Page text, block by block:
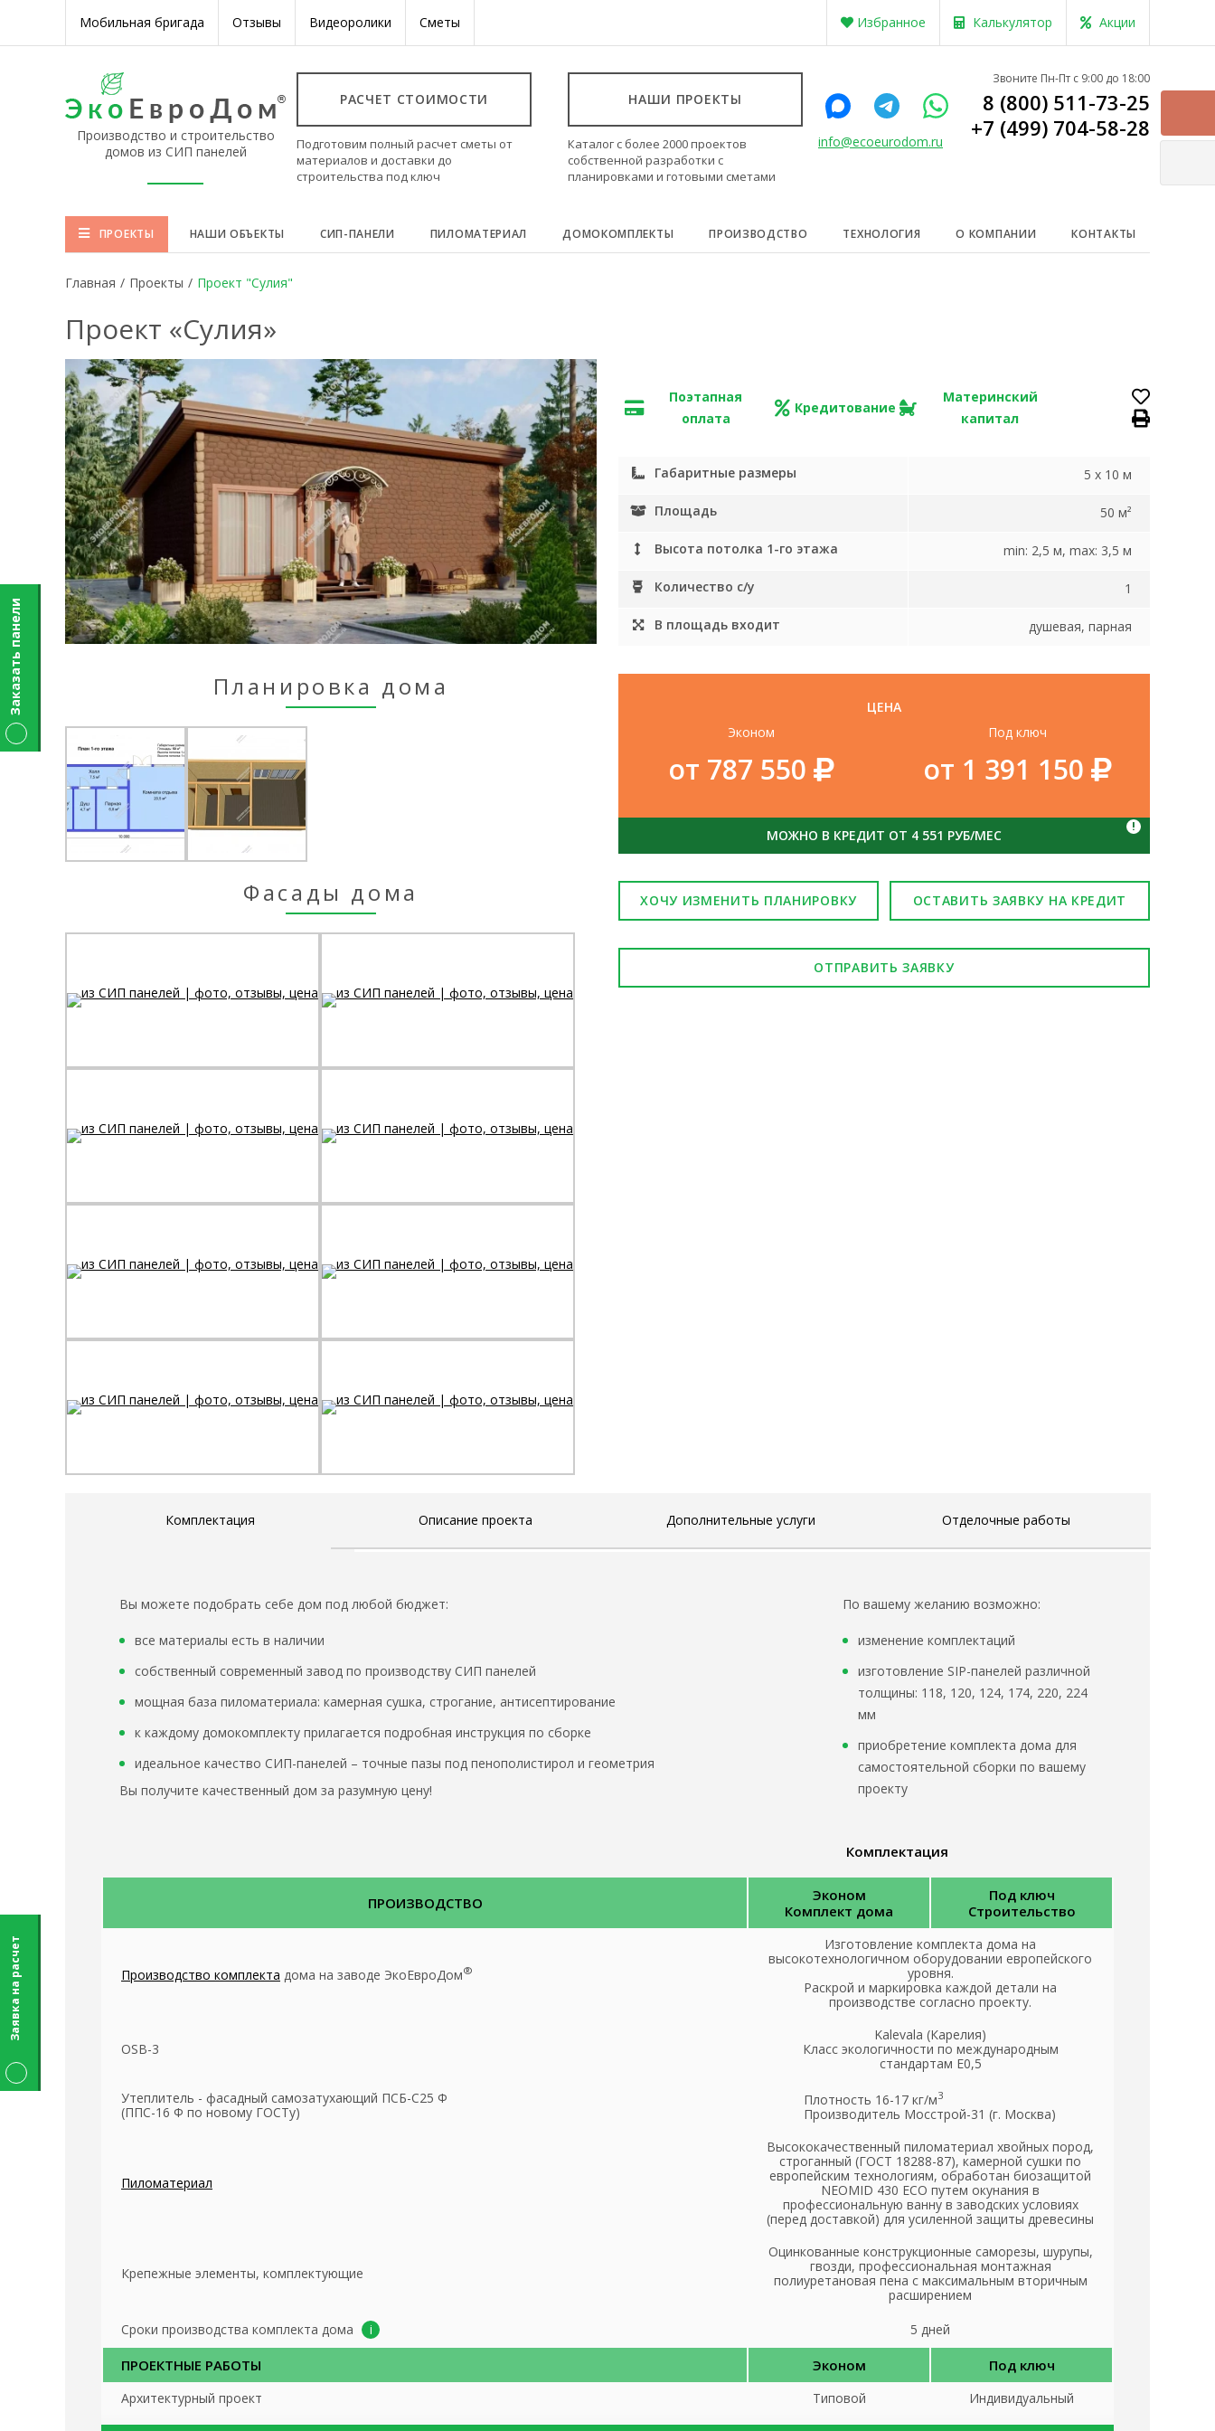
Мобильная бригада Отзывы Видеоролики Сметы Избранное Калькулятор Акции
Производство и строительство
домов из СИП панелей
РАСЧЕТ СТОИМОСТИ
Подготовим полный расчет сметы от
материалов и доставки до
строительства под ключ
НАШИ ПРОЕКТЫ
Каталог с более 2000 проектов
собственной разработки с
планировками и готовыми сметами
info@ecoeurodom.ru
Звоните Пн-Пт с 9:00 до 18:00
8 (800) 511-73-25
+7 (499) 704-58-28
ПРОЕКТЫ НАШИ ОБЪЕКТЫ СИП-ПАНЕЛИ ПИЛОМАТЕРИАЛ ДОМОКОМПЛЕКТЫ ПРОИЗВОДСТВО ТЕХНОЛОГИЯ О КОМПАНИИ КОНТАКТЫ
Главная / Проекты / Проект "Сулия"
Проект «Сулия»
Планировка дома
Фасады дома
Поэтапная
оплата
Кредитование
Материнский
капитал
Габаритные размеры 5 x 10 м
Площадь 50 м²
Высота потолка 1-го этажа min: 2,5 м, max: 3,5 м
Количество с/у 1
В площадь входит душевая, парная
ЦЕНА
Эконом
от 787 550
Под ключ
от 1 391 150
МОЖНО В КРЕДИТ ОТ 4 551 РУБ/МЕС
!
ХОЧУ ИЗМЕНИТЬ ПЛАНИРОВКУ ОСТАВИТЬ ЗАЯВКУ НА КРЕДИТ
ОТПРАВИТЬ ЗАЯВКУ
Комплектация Описание проекта Дополнительные услуги Отделочные работы
Вы можете подобрать себе дом под любой бюджет:
все материалы есть в наличии
собственный современный завод по производству СИП панелей
мощная база пиломатериала: камерная сушка, строгание, антисептирование
к каждому домокомплекту прилагается подробная инструкция по сборке
идеальное качество СИП-панелей – точные пазы под пенополистирол и геометрия
Вы получите качественный дом за разумную цену!
По вашему желанию возможно:
изменение комплектаций
изготовление SIP-панелей различной
толщины: 118, 120, 124, 174, 220, 224
мм
приобретение комплекта дома для
самостоятельной сборки по вашему
проекту
Комплектация
ПРОИЗВОДСТВО
Эконом
Комплект дома
Под ключ
Строительство
Производство комплекта дома на заводе ЭкоЕвроДом®
Изготовление комплекта дома на
высокотехнологичном оборудовании европейского
уровня.
Раскрой и маркировка каждой детали на
производстве согласно проекту.
OSB-3
Kalevala (Карелия)
Класс экологичности по международным
стандартам Е0,5
Утеплитель - фасадный самозатухающий ПСБ-С25 Ф
(ППС-16 Ф по новому ГОСТу)
Плотность 16-17 кг/м3
Производитель Мосстрой-31 (г. Москва)
Пиломатериал
Высококачественный пиломатериал хвойных пород,
строганный (ГОСТ 18288-87), камерной сушки по
европейским технологиям, обработан биозащитой
NEOMID 430 ЕСО путем окунания в
профессиональную ванну в заводских условиях
(перед доставкой) для усиленной защиты древесины
Крепежные элементы, комплектующие
Оцинкованные конструкционные саморезы, шурупы,
гвозди, профессиональная монтажная
полиуретановая пена с максимальным вторичным
расширением
Сроки производства комплекта дома
5 дней
ПРОЕКТНЫЕ РАБОТЫ Эконом Под ключ
Архитектурный проект Типовой Индивидуальный
Заказать панели
Заявка на расчет